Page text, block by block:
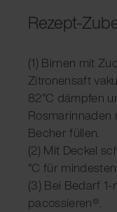
Rezept-
(1) Birnen mit
Zitronensaft
82°C dämpfen
Rosmarinnaden
Becher füllen.
(2) Mit Deckel
°C für
(3) Bei Bedarf
pacossieren®.